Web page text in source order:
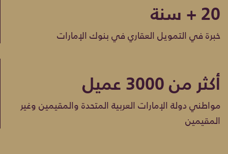
20 + سنة
خبرة في التمويل العقاري في بنوك الإمارات
أكثر من 3000 عميل
مواطني دولة الإمارات العربية المتحدة والمقيمين وغير
المقيمين